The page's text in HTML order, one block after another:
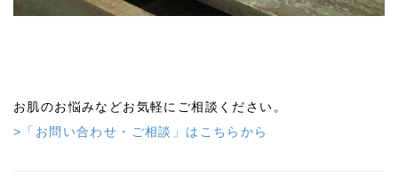
お肌のお悩みなどお気軽にご相談ください。
>「お問い合わせ・ご相談」はこちらから